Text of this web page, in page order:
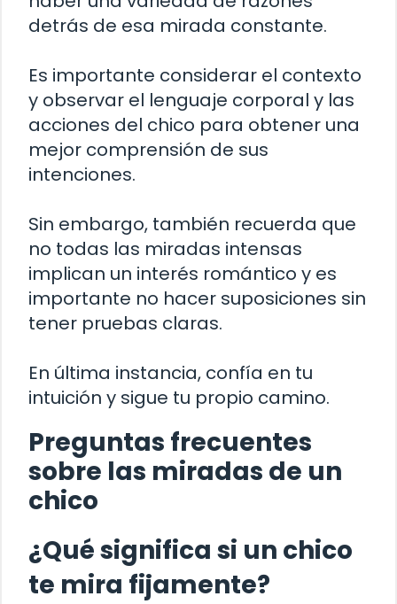
detrás de esa mirada constante.
Es importante considerar el contexto
y observar el lenguaje corporal y las
acciones del chico para obtener una
mejor comprensión de sus
intenciones.
Sin embargo, también recuerda que
no todas las miradas intensas
implican un interés romántico y es
importante no hacer suposiciones sin
tener pruebas claras.
En última instancia, confía en tu
intuición y sigue tu propio camino.
Preguntas frecuentes
sobre las miradas de un
chico
¿Qué significa si un chico
te mira fijamente?